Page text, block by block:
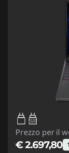
95W-100W
USB PD
Prezzo per il
€ 2.697,80